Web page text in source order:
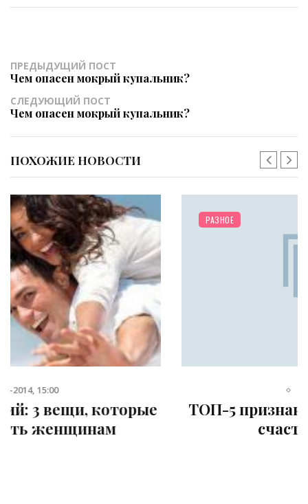
ПРЕДЫДУЩИЙ ПОСТ
Чем опасен мокрый купальник?
СЛЕДУЮЩИЙ ПОСТ
Чем опасен мокрый купальник?
ПОХОЖИЕ НОВОСТИ
РАЗНОЕ
ТОП-5 признаний, которые звучат в
счастливой семье